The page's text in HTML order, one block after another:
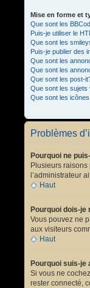
Mise en forme et
Que sont les
Puis-je utiliser le
Que sont les
Puis-je publier des
Que sont les
Que sont les
Que sont les post-
Que sont les sujets
Que sont les
Problèmes
Pourquoi ne
Plusieurs raisons
l’administrateur
Haut
Pourquoi dois-je
Vous pouvez ne
aux visiteurs
Haut
Pourquoi suis-je
Si vous ne
rester connecté,